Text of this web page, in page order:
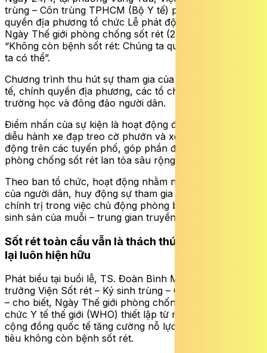
trùng – Côn trùng TPHCM (Bộ Y tế) phối hợp chính
quyền địa phương tổ chức Lễ phát động truyền thông
Ngày Thế giới phòng chống sốt rét (25/4) với chủ đề:
“Không còn bệnh sốt rét: Chúng ta quyết tâm – Chúng
ta có thể”.
Chương trình thu hút sự tham gia của lãnh đạo ngành y
tế, chính quyền địa phương, các tổ chức đoàn thể,
trường học và đông đảo người dân.
Điểm nhấn của sự kiện là hoạt động đi bộ hưởng ứng,
diễu hành xe đạp treo cờ phướn và xe tuyên truyền lưu
động trên các tuyến phố, góp phần đưa thông điệp
phòng chống sốt rét lan tỏa sâu rộng trong cộng đồng.
Theo ban tổ chức, hoạt động nhằm nâng cao nhận thức
của người dân, huy động sự tham gia của cả hệ thống
chính trị trong việc chủ động phòng bệnh, loại bỏ nơi
sinh sản của muỗi – trung gian truyền bệnh sốt rét.
Sốt rét toàn cầu vẫn là thách thức, nguy cơ quay
lại luôn hiện hữu
Phát biểu tại buổi lễ, TS. Đoàn Bình Minh – Phó Viện
trưởng Viện Sốt rét – Ký sinh trùng – Côn trùng TPHCM
– cho biết, Ngày Thế giới phòng chống sốt rét được Tổ
chức Y tế thế giới (WHO) thiết lập từ năm 2007, là dịp để
cộng đồng quốc tế tăng cường nỗ lực hướng tới mục
tiêu không còn bệnh sốt rét.